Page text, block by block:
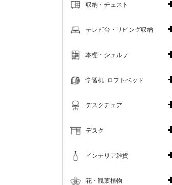
収納・チェスト
テレビ台・リビング収納
本棚・シェルフ
学習机･ロフトベッド
デスクチェア
デスク
インテリア雑貨
花・観葉植物